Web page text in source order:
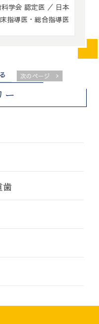
ー
歯
学会 認定医 ／ 日本
指導医・総合指導医
次のページ >